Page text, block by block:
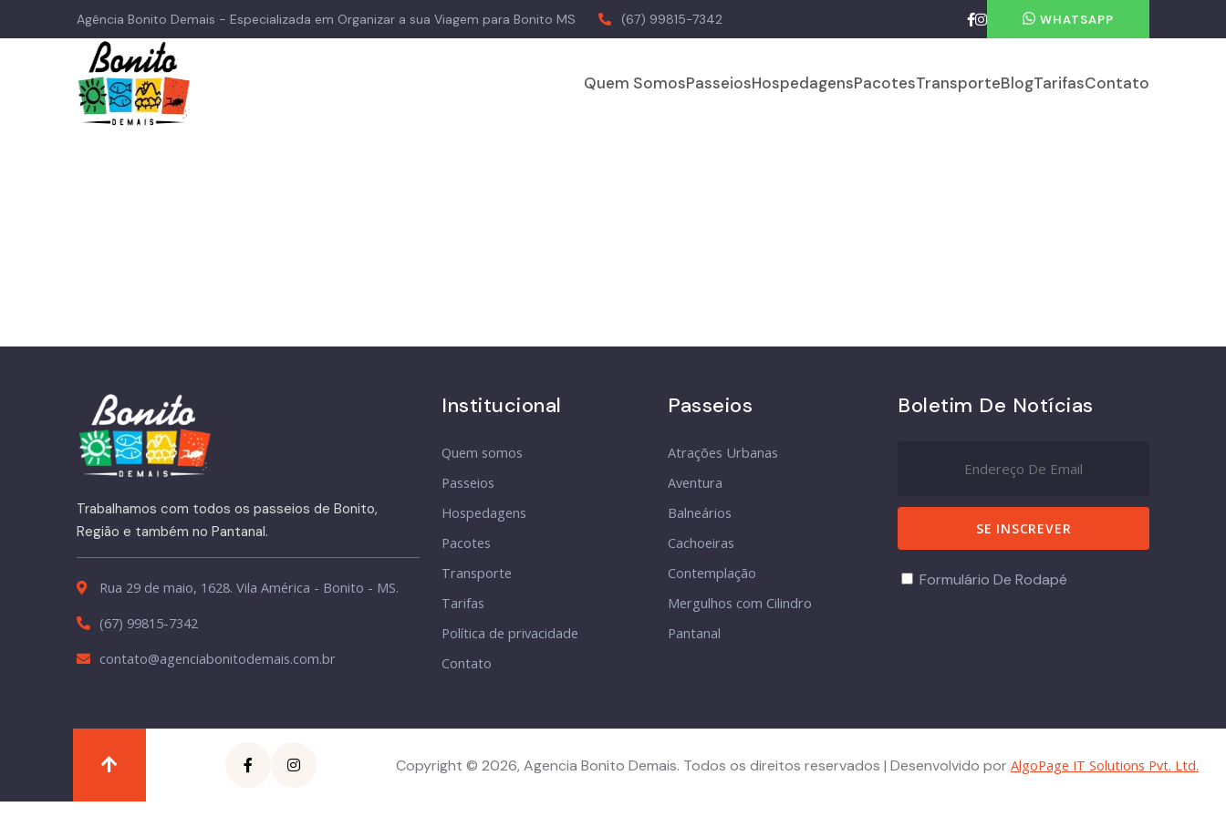
Agência Bonito Demais - Especializada em Organizar a sua Viagem para Bonito MS (67) 99815-7342 WHATSAPP
Quem SomosPasseiosHospedagensPacotesTransporteBlogTarifasContato
Trabalhamos com todos os passeios de Bonito,
Região e também no Pantanal.
Rua 29 de maio, 1628. Vila América - Bonito - MS.
(67) 99815-7342
contato@agenciabonitodemais.com.br
Institucional
Quem somos
Passeios
Hospedagens
Pacotes
Transporte
Tarifas
Política de privacidade
Contato
Passeios
Atrações Urbanas
Aventura
Balneários
Cachoeiras
Contemplação
Mergulhos com Cilindro
Pantanal
Boletim De Notícias
Formulário De Rodapé
Copyright © 2026, Agencia Bonito Demais. Todos os direitos reservados | Desenvolvido por AlgoPage IT Solutions Pvt. Ltd.